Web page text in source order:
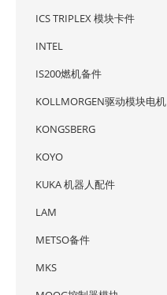
ICS TRIPLEX 模块卡件
INTEL
IS200燃机备件
KOLLMORGEN驱动模块电机
KONGSBERG
KOYO
KUKA 机器人配件
LAM
METSO备件
MKS